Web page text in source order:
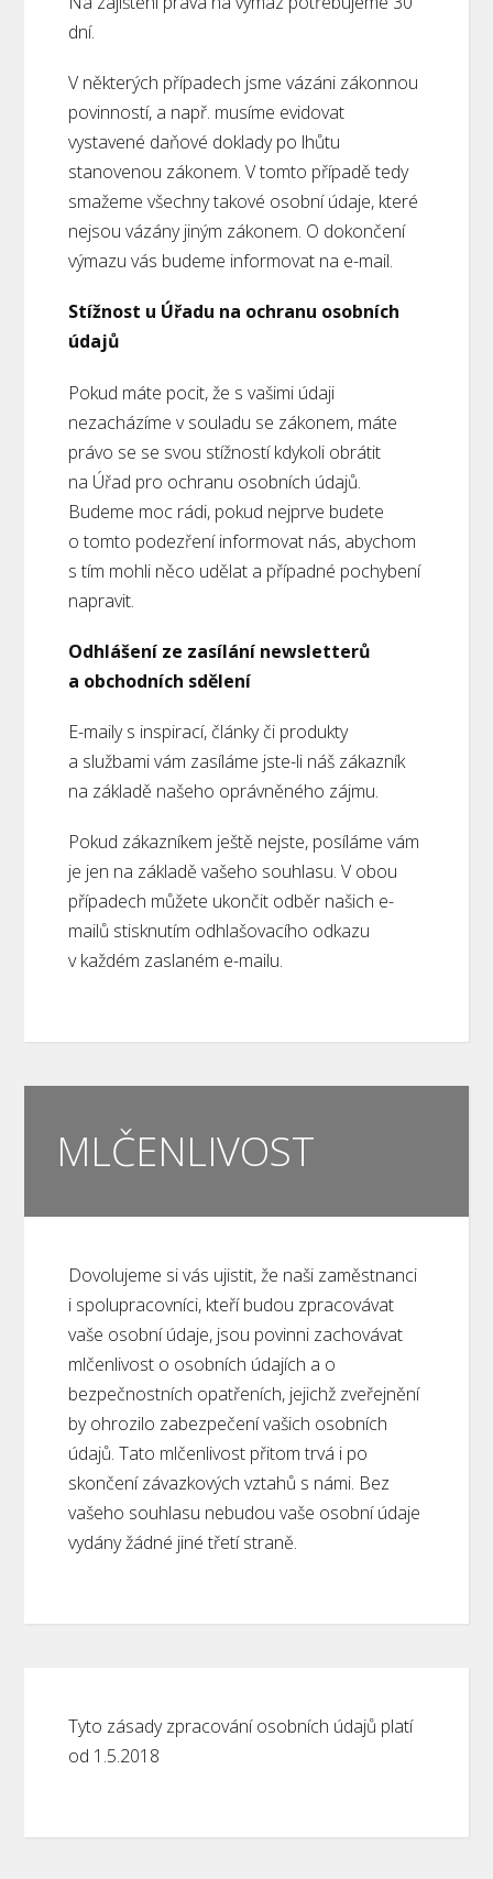
dní.
V některých případech jsme vázáni zákonnou
povinností, a např. musíme evidovat
vystavené daňové doklady po lhůtu
stanovenou zákonem. V tomto případě tedy
smažeme všechny takové osobní údaje, které
nejsou vázány jiným zákonem. O dokončení
výmazu vás budeme informovat na e-mail.
Stížnost u Úřadu na ochranu osobních
údajů
Pokud máte pocit, že s vašimi údaji
nezacházíme v souladu se zákonem, máte
právo se se svou stížností kdykoli obrátit
na Úřad pro ochranu osobních údajů.
Budeme moc rádi, pokud nejprve budete
o tomto podezření informovat nás, abychom
s tím mohli něco udělat a případné pochybení
napravit.
Odhlášení ze zasílání newsletterů
a obchodních sdělení
E-maily s inspirací, články či produkty
a službami vám zasíláme jste-li náš zákazník
na základě našeho oprávněného zájmu.
Pokud zákazníkem ještě nejste, posíláme vám
je jen na základě vašeho souhlasu. V obou
případech můžete ukončit odběr našich e-
mailů stisknutím odhlašovacího odkazu
v každém zaslaném e-mailu.
MLČENLIVOST
Dovolujeme si vás ujistit, že naši zaměstnanci
i spolupracovníci, kteří budou zpracovávat
vaše osobní údaje, jsou povinni zachovávat
mlčenlivost o osobních údajích a o
bezpečnostních opatřeních, jejichž zveřejnění
by ohrozilo zabezpečení vašich osobních
údajů. Tato mlčenlivost přitom trvá i po
skončení závazkových vztahů s námi. Bez
vašeho souhlasu nebudou vaše osobní údaje
vydány žádné jiné třetí straně.
Tyto zásady zpracování osobních údajů platí
od 1.5.2018